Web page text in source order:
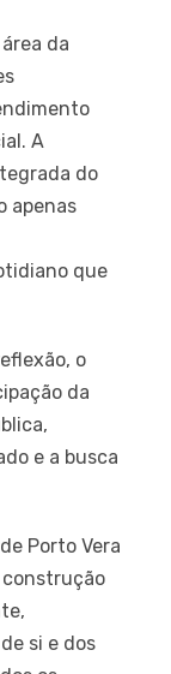
da
A
do
apenas
que
o
da
e a busca
Porto Vera
construção
si e dos